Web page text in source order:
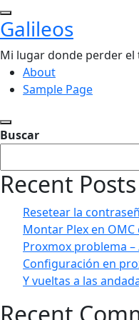
Saltar
al
contenido
Galileos
Mi lugar donde perder el
About
Sample Page
Buscar
Recent Posts
Resetear la
Montar Plex en OMC
Proxmox problema
Configuración en
Y vueltas a las